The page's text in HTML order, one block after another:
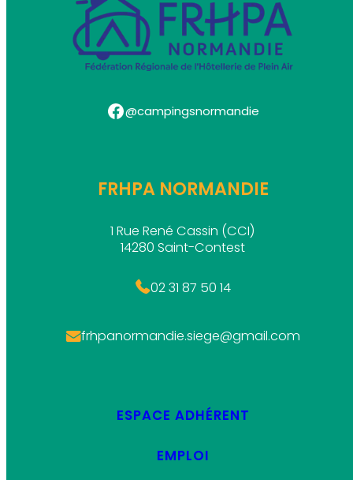
Facebook @campingsnormandie
FRHPA NORMANDIE
1 Rue René Cassin (CCI)
14280 Saint-Contest
02 31 87 50 14
frhpanormandie.siege@gmail.com
ESPACE ADHÉRENT
EMPLOI